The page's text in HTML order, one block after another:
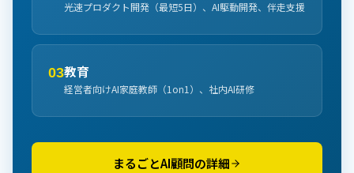
光速プロダクト開発（最短5日）、AI駆動開発、伴走支援
03教育
経営者向けAI家庭教師（1on1）、社内AI研修
まるごとAI顧問の詳細